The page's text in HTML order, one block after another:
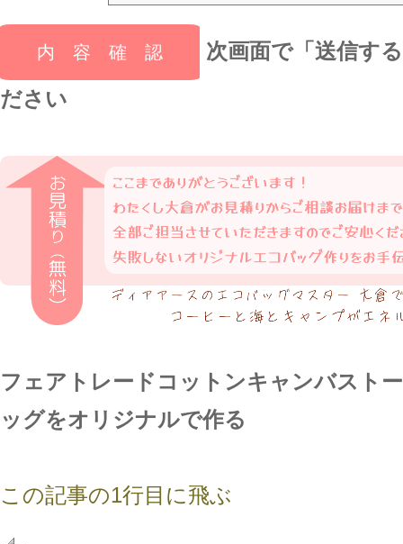
次画面で「送信す
ださい
フェアトレードコットンキャンバスト
ッグをオリジナルで作る
この記事の1行目に飛ぶ